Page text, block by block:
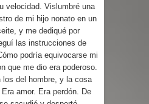
velocidad. Vislumbré una
de mi hijo nonato en un
y me dediqué por
las instrucciones de
podría equivocarse mi
que me dio era poderoso.
del hombre, y la cosa
amor. Era perdón. De